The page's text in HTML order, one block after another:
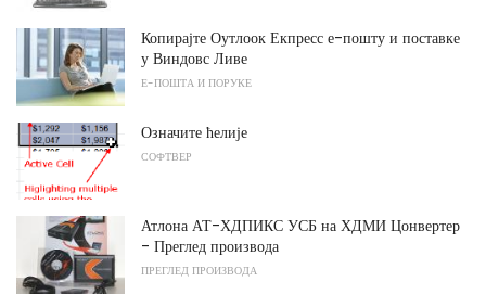
Копирајте Оутлоок Екпресс е-пошту и поставке
у Виндовс Ливе
Е-ПОШТА И ПОРУКЕ
Означите ћелије
СОФТВЕР
Атлона АТ-ХДПИКС УСБ на ХДМИ Цонвертер
- Преглед производа
ПРЕГЛЕД ПРОИЗВОДА